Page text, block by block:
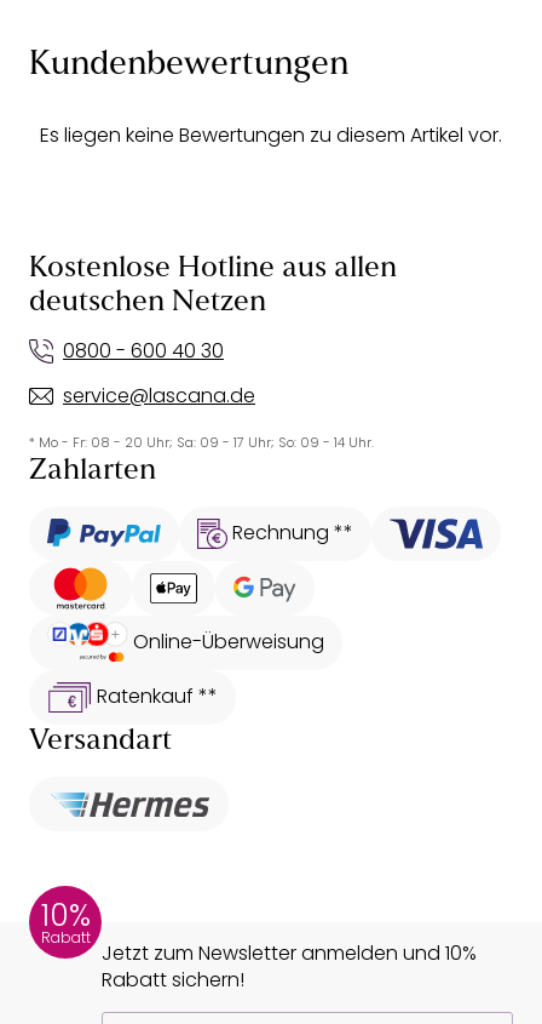
Kundenbewertungen
Es liegen keine Bewertungen zu diesem Artikel vor.
Kostenlose Hotline aus allen
deutschen Netzen
0800 - 600 40 30
service@lascana.de
* Mo - Fr: 08 - 20 Uhr; Sa: 09 - 17 Uhr; So: 09 - 14 Uhr.
Zahlarten
Rechnung **
Online-Überweisung
Ratenkauf **
Versandart
10%
Rabatt
Jetzt zum Newsletter anmelden und 10%
Rabatt sichern!